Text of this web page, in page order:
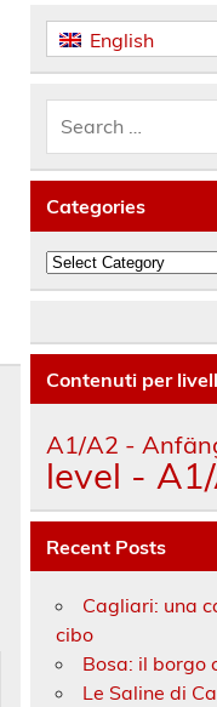
English
Categories
Categories
Contenuti per
A1/A2 -
level -
Recent Posts
Cagliari: una
cibo
Bosa: il borgo
Le Saline di